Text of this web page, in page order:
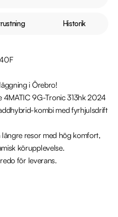
Historik
i Örebro!
4MATIC 9G-Tronic 313hk 2024
kombi med fyrhjulsdrift
resor med hög komfort,
körupplevelse.
för leverans.